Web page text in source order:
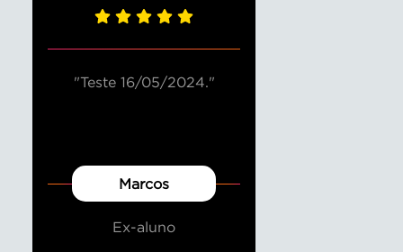
"Teste 16/05/2024."
Marcos
Ex-aluno